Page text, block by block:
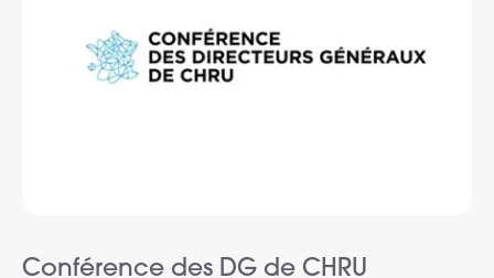
Conférence des DG de CHRU